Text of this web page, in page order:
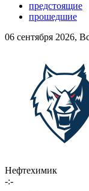
предстоящие
прошедшие
06 сентября 2026,
Нефтехимик
-:-